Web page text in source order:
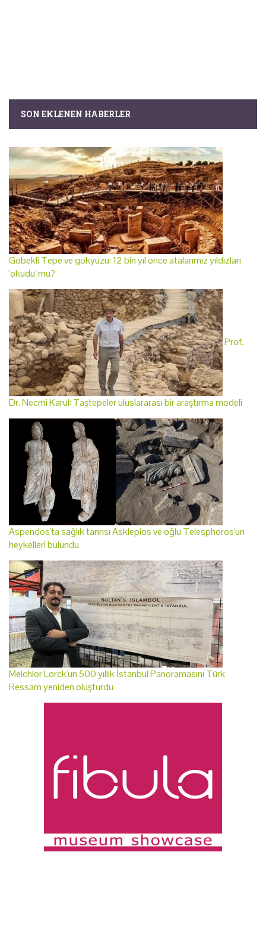
SON EKLENEN HABERLER
Göbekli Tepe ve gökyüzü: 12 bin yıl önce atalarımız yıldızları
'okudu' mu?
Prof.
Dr. Necmi Karul: Taştepeler uluslararası bir araştırma modeli
Aspendos'ta sağlık tanrısı Asklepios ve oğlu Telesphoros'un
heykelleri bulundu
Melchior Lorck'un 500 yıllık İstanbul Panoramasını Türk
Ressam yeniden oluşturdu